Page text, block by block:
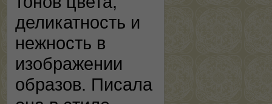
деликатность и
нежность в
изображении
образов. Писала